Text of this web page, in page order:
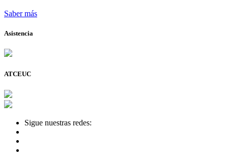
Saber más
Asistencia
ATCEUC
Sigue nuestras redes: